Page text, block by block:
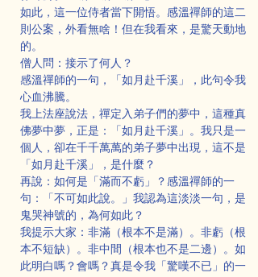
如此，這一位侍者當下開悟。感溫禪師的這二
則公案，外看無啥！但在我看來，是驚天動地
的。
僧人問：接示了何人？
感溫禪師的一句，「如月赴千溪」，此句令我
心血沸騰。
我上法座說法，禪定入弟子們的夢中，這種真
佛夢中夢，正是：「如月赴千溪」。我只是一
個人，卻在千千萬萬的弟子夢中出現，這不是
「如月赴千溪」，是什麼？
再說：如何是「滿而不虧」？感溫禪師的一
句：「不可如此說。」我認為這淡淡一句，是
鬼哭神號的，為何如此？
我提示大家：非滿（根本不是滿）。非虧（根
本不短缺）。非中間（根本也不是二邊）。如
此明白嗎？會嗎？真是令我「驚嘆不已」的一